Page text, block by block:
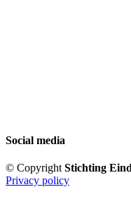
Social media
© CopyrightStichting
Privacy policy